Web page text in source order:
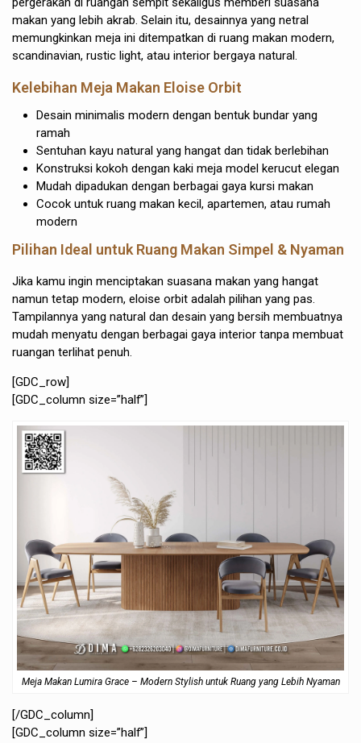
makan yang lebih akrab. Selain itu, desainnya yang netral
memungkinkan meja ini ditempatkan di ruang makan modern,
scandinavian, rustic light, atau interior bergaya natural.
Kelebihan Meja Makan Eloise Orbit
Desain minimalis modern dengan bentuk bundar yang
ramah
Sentuhan kayu natural yang hangat dan tidak berlebihan
Konstruksi kokoh dengan kaki meja model kerucut elegan
Mudah dipadukan dengan berbagai gaya kursi makan
Cocok untuk ruang makan kecil, apartemen, atau rumah
modern
Pilihan Ideal untuk Ruang Makan Simpel & Nyaman
Jika kamu ingin menciptakan suasana makan yang hangat
namun tetap modern, eloise orbit adalah pilihan yang pas.
Tampilannya yang natural dan desain yang bersih membuatnya
mudah menyatu dengan berbagai gaya interior tanpa membuat
ruangan terlihat penuh.
[GDC_row]
[GDC_column size=”half”]
Meja Makan Lumira Grace – Modern Stylish untuk Ruang yang Lebih Nyaman
[/GDC_column]
[GDC_column size=”half”]